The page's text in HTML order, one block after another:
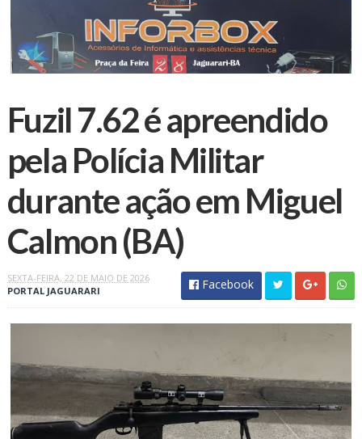
Fuzil 7.62 é apreendido
pela Polícia Militar
durante ação em Miguel
Calmon (BA)
SEXTA-FEIRA, 22 DE MAIO DE 2026
PORTAL JAGUARARI
Facebook